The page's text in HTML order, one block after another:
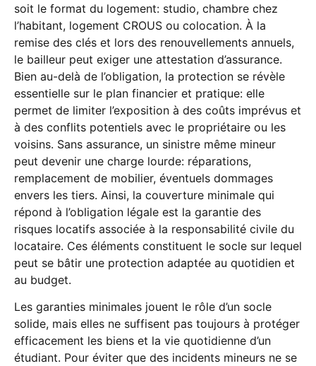
soit le format du logement: studio, chambre chez
l’habitant, logement CROUS ou colocation. À la
remise des clés et lors des renouvellements annuels,
le bailleur peut exiger une attestation d’assurance.
Bien au-delà de l’obligation, la protection se révèle
essentielle sur le plan financier et pratique: elle
permet de limiter l’exposition à des coûts imprévus et
à des conflits potentiels avec le propriétaire ou les
voisins. Sans assurance, un sinistre même mineur
peut devenir une charge lourde: réparations,
remplacement de mobilier, éventuels dommages
envers les tiers. Ainsi, la couverture minimale qui
répond à l’obligation légale est la garantie des
risques locatifs associée à la responsabilité civile du
locataire. Ces éléments constituent le socle sur lequel
peut se bâtir une protection adaptée au quotidien et
au budget.
Les garanties minimales jouent le rôle d’un socle
solide, mais elles ne suffisent pas toujours à protéger
efficacement les biens et la vie quotidienne d’un
étudiant. Pour éviter que des incidents mineurs ne se